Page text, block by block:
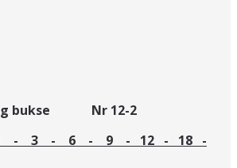
og bukse Nr 12-2
- 3 - 6 - 9 - 12 - 18 -